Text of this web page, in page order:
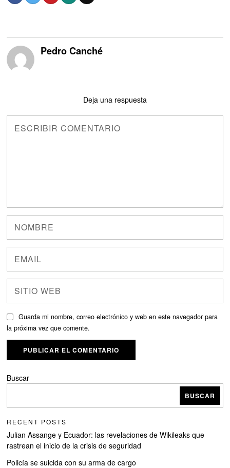
Pedro Canché
Deja una respuesta
Guarda mi nombre, correo electrónico y web en este navegador para
la próxima vez que comente.
Buscar
BUSCAR
RECENT POSTS
Julian Assange y Ecuador: las revelaciones de Wikileaks que
rastrean el inicio de la crisis de seguridad
Policía se suicida con su arma de cargo